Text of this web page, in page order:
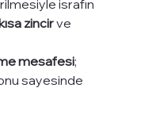
israfın
zincir ve
mesafesi;
sayesinde